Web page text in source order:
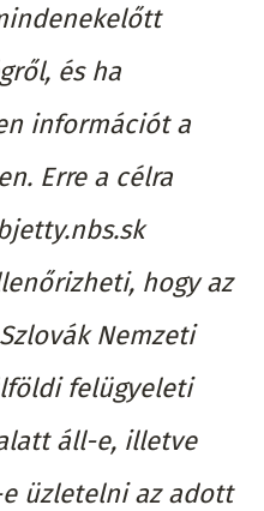
és ha
információt a
Erre a célra
hogy az
Nemzeti
felügyeleti
áll-e, illetve
üzletelni az adott